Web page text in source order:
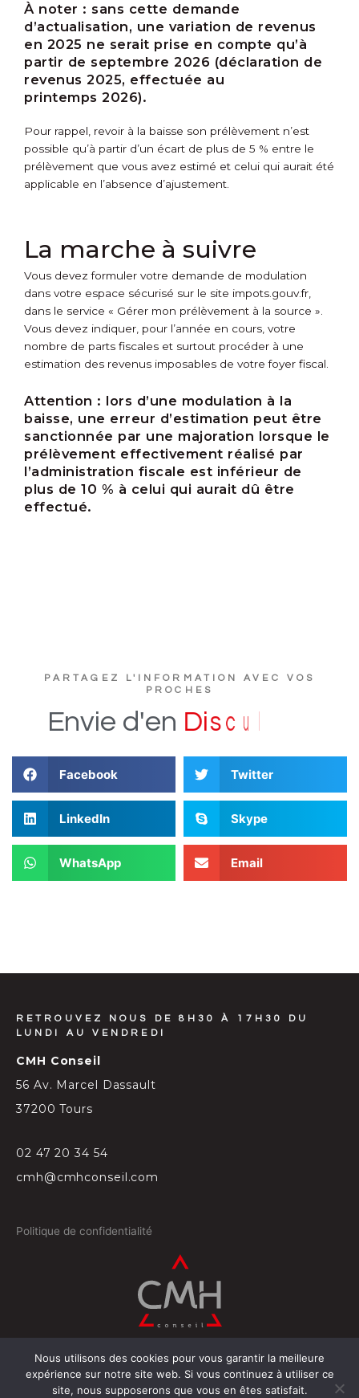
À noter : sans cette demande
d’actualisation, une variation de revenus
en 2025 ne serait prise en compte qu’à
partir de septembre 2026 (déclaration de
revenus 2025, effectuée au
printemps 2026).
Pour rappel, revoir à la baisse son prélèvement n’est
possible qu’à partir d’un écart de plus de 5 % entre le
prélèvement que vous avez estimé et celui qui aurait été
applicable en l’absence d’ajustement.
La marche à suivre
Vous devez formuler votre demande de modulation
dans votre espace sécurisé sur le site impots.gouv.fr,
dans le service « Gérer mon prélèvement à la source ».
Vous devez indiquer, pour l’année en cours, votre
nombre de parts fiscales et surtout procéder à une
estimation des revenus imposables de votre foyer fiscal.
Attention : lors d’une modulation à la
baisse, une erreur d’estimation peut être
sanctionnée par une majoration lorsque le
prélèvement effectivement réalisé par
l’administration fiscale est inférieur de
plus de 10 % à celui qui aurait dû être
effectué.
PARTAGEZ L'INFORMATION AVEC VOS
PROCHES
Envie d'en Disc u t
Facebook Twitter
LinkedIn Skype
WhatsApp Email
RETROUVEZ NOUS DE 8H30 À 17H30 DU
LUNDI AU VENDREDI
CMH Conseil
56 Av. Marcel Dassault
37200 Tours
02 47 20 34 54
cmh@cmhconseil.com
Politique de confidentialité
© 2026 Conçu par Projectil-Sogepress à Tours
Nous utilisons des cookies pour vous garantir la meilleure
expérience sur notre site web. Si vous continuez à utiliser ce
site, nous supposerons que vous en êtes satisfait.